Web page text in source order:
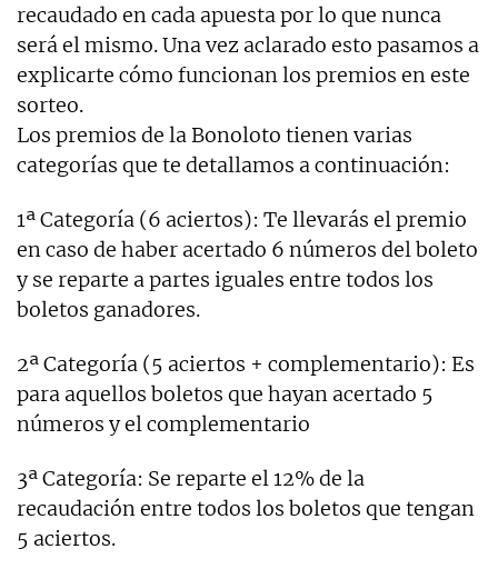
recaudado en cada apuesta por lo que nunca
será el mismo. Una vez aclarado esto pasamos a
explicarte cómo funcionan los premios en este
sorteo.
Los premios de la Bonoloto tienen varias
categorías que te detallamos a continuación:
1ª Categoría (6 aciertos): Te llevarás el premio
en caso de haber acertado 6 números del boleto
y se reparte a partes iguales entre todos los
boletos ganadores.
2ª Categoría (5 aciertos + complementario): Es
para aquellos boletos que hayan acertado 5
números y el complementario
3ª Categoría: Se reparte el 12% de la
recaudación entre todos los boletos que tengan
5 aciertos.